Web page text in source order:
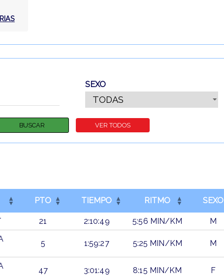
SEXO
PTO TIEMPO RITMO SEXO
21 2:10:49 5:56 MIN/KM M
5 1:59:27 5:25 MIN/KM M
47 3:01:49 8:15 MIN/KM F